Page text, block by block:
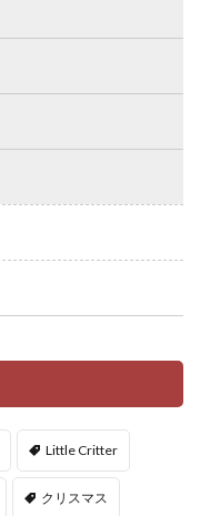
Little Critter
クリスマス